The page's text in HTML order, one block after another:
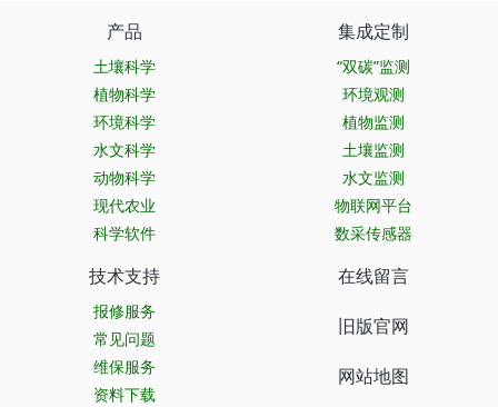
产品
土壤科学
植物科学
环境科学
水文科学
动物科学
现代农业
科学软件
集成定制
“双碳”监测
环境观测
植物监测
土壤监测
水文监测
物联网平台
数采传感器
技术支持
报修服务
常见问题
维保服务
资料下载
在线留言
旧版官网
网站地图